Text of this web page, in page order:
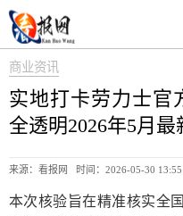
商业资讯
实地打卡劳力士官
全透明2026年5月最
来源：看报网 时间：2026-05-30
本次核验旨在精准核实全